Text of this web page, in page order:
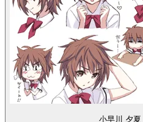
小早川 夕夏